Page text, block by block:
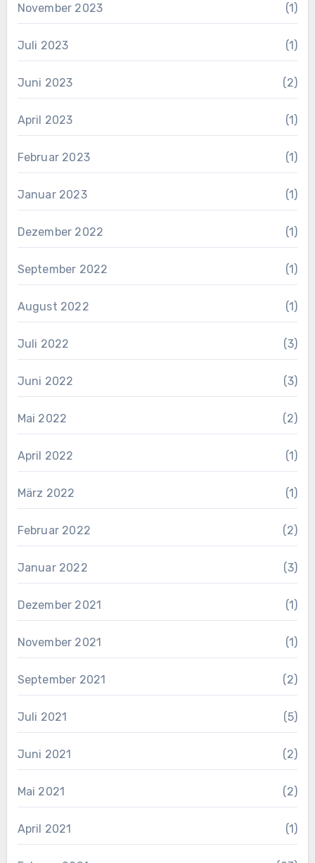
November 2023 (1)
Juli 2023 (1)
Juni 2023 (2)
April 2023 (1)
Februar 2023 (1)
Januar 2023 (1)
Dezember 2022 (1)
September 2022 (1)
August 2022 (1)
Juli 2022 (3)
Juni 2022 (3)
Mai 2022 (2)
April 2022 (1)
März 2022 (1)
Februar 2022 (2)
Januar 2022 (3)
Dezember 2021 (1)
November 2021 (1)
September 2021 (2)
Juli 2021 (5)
Juni 2021 (2)
Mai 2021 (2)
April 2021 (1)